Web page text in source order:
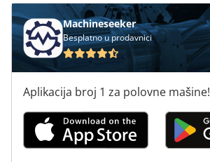
Machineseeker
Besplatno u prodavnici
Aplikacija broj 1 za polovne mašine!